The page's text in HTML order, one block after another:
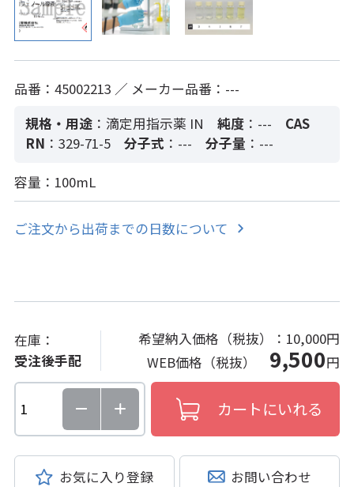
品番：45002213 ／ メーカー品番：---
規格・用途 ：滴定用指示薬 IN 純度：---
CAS
RN ：329-71-5 分子式 ：--- 分子量 ：---
容量：100mL
ご注文から出荷までの日数について
在庫：
受注後手配
希望納入価格（税抜）： 10,000円
WEB価格（税抜） 9,500円
お気に入り登録 お問い合わせ